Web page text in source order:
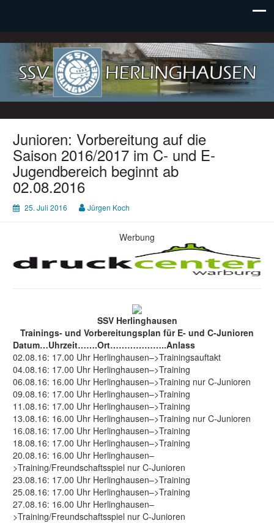
SSV Herlinghausen e. V.
Junioren: Vorbereitung auf die
Saison 2016/2017 im C- und E-
Jugendbereich beginnt ab
02.08.2016
25. Juli 2016 Jürgen Koch
Werbung
SSV Herlinghausen
Trainings- und Vorbereitungsplan für E- und C-Junioren
Datum…Uhrzeit…….Ort………………..Anlass
02.08.16: 17.00 Uhr Herlinghausen–>Trainingsauftakt
04.08.16: 17.00 Uhr Herlinghausen–>Training
06.08.16: 16.00 Uhr Herlinghausen–>Training nur C-Junioren
09.08.16: 17.00 Uhr Herlinghausen–>Training
11.08.16: 17.00 Uhr Herlinghausen–>Training
13.08.16: 16.00 Uhr Herlinghausen–>Training nur C-Junioren
16.08.16: 17.00 Uhr Herlinghausen–>Training
18.08.16: 17.00 Uhr Herlinghausen–>Training
20.08.16: 16.00 Uhr Herlinghausen–
>Training/Freundschaftsspiel nur C-Junioren
23.08.16: 17.00 Uhr Herlinghausen–>Training
25.08.16: 17.00 Uhr Herlinghausen–>Training
27.08.16: 16.00 Uhr Herlinghausen–
>Training/Freundschaftsspiel nur C-Junioren